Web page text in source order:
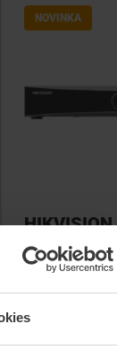
NOVINKA
HIKVISION
7732NXI-
4K Sieťový
IP kamier,
HDD
e-SATA